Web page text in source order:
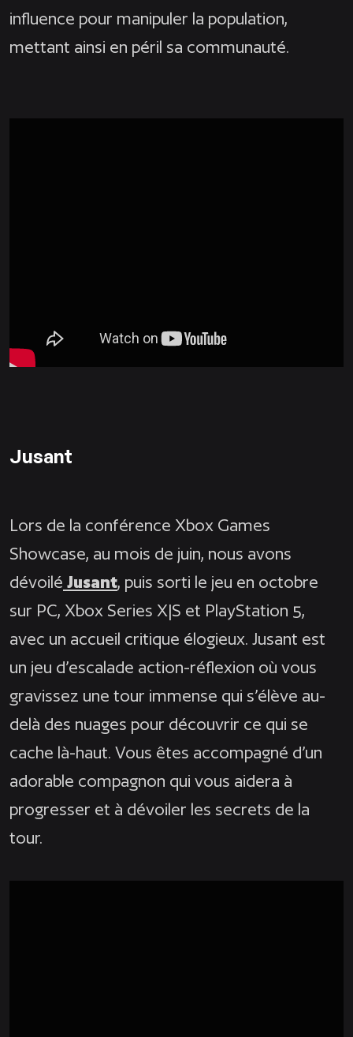
influence pour manipuler la population,
mettant ainsi en péril sa communauté.
Jusant
Lors de la conférence Xbox Games
Showcase, au mois de juin, nous avons
dévoilé Jusant, puis sorti le jeu en octobre
sur PC, Xbox Series X|S et PlayStation 5,
avec un accueil critique élogieux. Jusant est
un jeu d’escalade action-réflexion où vous
gravissez une tour immense qui s’élève au-
delà des nuages pour découvrir ce qui se
cache là-haut. Vous êtes accompagné d’un
adorable compagnon qui vous aidera à
progresser et à dévoiler les secrets de la
tour.